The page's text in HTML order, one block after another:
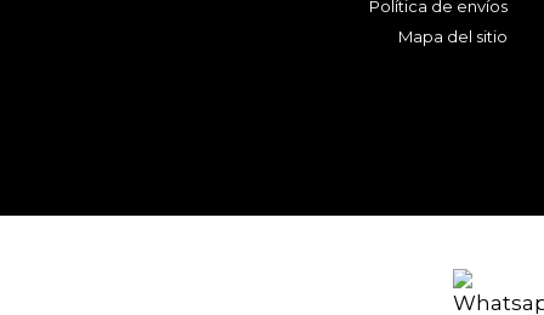
Política de envíos
Mapa del sitio